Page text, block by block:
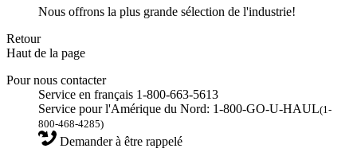
Nous offrons la plus grande sélection de l'industrie!
Retour
Haut de la page
Pour nous contacter
Service en français 1-800-663-5613
Service pour l'Amérique du Nord: 1-800-GO-U-HAUL(1-
800-468-4285)
Demander à être rappelé